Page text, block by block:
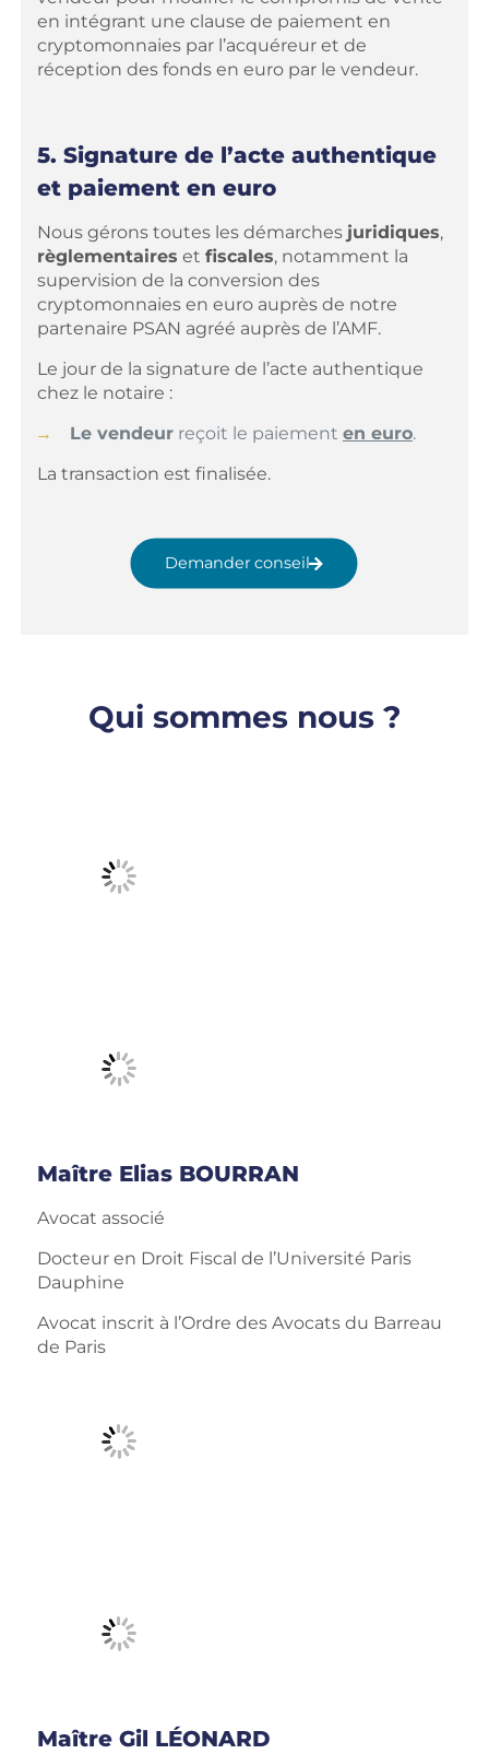
en intégrant une clause de paiement en
cryptomonnaies par l’acquéreur et de
réception des fonds en euro par le vendeur.
5. Signature de l’acte authentique
et paiement en euro
Nous gérons toutes les démarches juridiques,
règlementaires et fiscales, notamment la
supervision de la conversion des
cryptomonnaies en euro auprès de notre
partenaire PSAN agréé auprès de l’AMF.
Le jour de la signature de l’acte authentique
chez le notaire :
Le vendeurreçoit le paiement en euro.
La transaction est finalisée.
Demander conseil
Qui sommes nous ?
Maître Elias BOURRAN
Avocat associé
Docteur en Droit Fiscal de l’Université Paris
Dauphine
Avocat inscrit à l’Ordre des Avocats du Barreau
de Paris
Maître Gil LÉONARD